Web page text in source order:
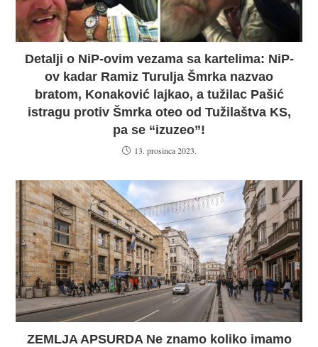
Detalji o NiP-ovim vezama sa kartelima: NiP-
ov kadar Ramiz Turulja Šmrka nazvao
bratom, Konaković lajkao, a tužilac Pašić
istragu protiv Šmrka oteo od Tužilaštva KS,
pa se “izuzeo”!
13. prosinca 2023.
ZEMLJA APSURDA Ne znamo koliko imamo